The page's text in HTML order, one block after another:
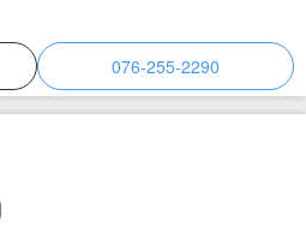
076-255-2290